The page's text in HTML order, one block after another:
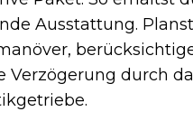
Ausstattung.
Verzögerung durch